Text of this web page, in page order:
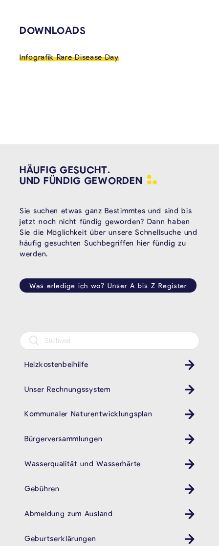
VERKNÜPFTE INHALTE
DOWNLOADS
Infografik Rare Disease Day
HÄUFIG GESUCHT.
UND FÜNDIG GEWORDEN
Sie suchen etwas ganz Bestimmtes und sind bis
jetzt noch nicht fündig geworden? Dann haben
Sie die Möglichkeit über unsere Schnellsuche und
häufig gesuchten Suchbegriffen hier fündig zu
werden.
Was erledige ich wo? Unser A bis Z Register
Heizkostenbeihilfe
Unser Rechnungssystem
Kommunaler Naturentwicklungsplan
Bürgerversammlungen
Wasserqualität und Wasserhärte
Gebühren
Abmeldung zum Ausland
Ausländeramt
Geburtserklärungen